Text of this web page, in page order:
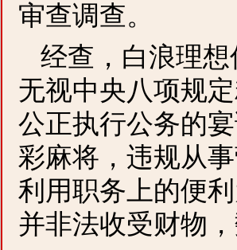
审查调查。
经查，白浪理
无视中央八项规
公正执行公务的
彩麻将，违规从
利用职务上的便
并非法收受财物